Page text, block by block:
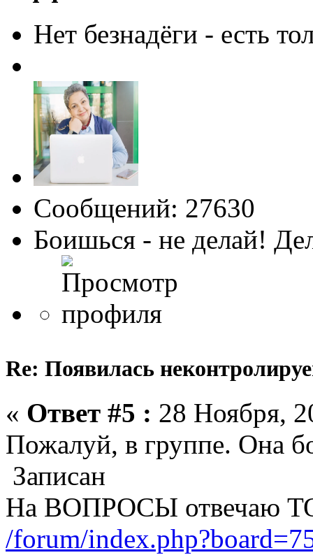
Нет безнадёги - есть
Сообщений: 27630
Боишься - не делай!
Re: Появилась
« Ответ #5 : 28 Ноября,
Пожалуй, в группе. Она
Записан
На ВОПРОСЫ отвечаю
/forum/